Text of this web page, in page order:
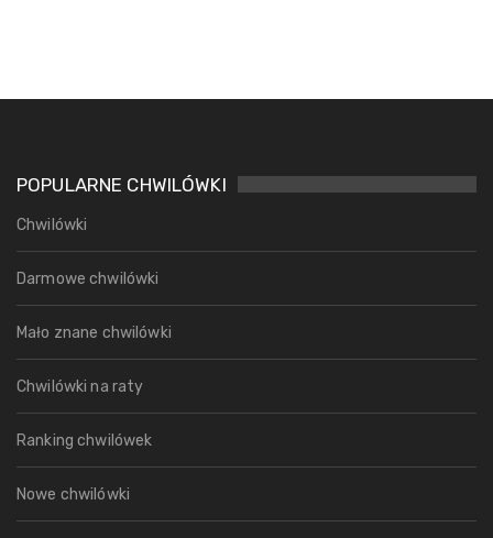
POPULARNE CHWILÓWKI
Chwilówki
Darmowe chwilówki
Mało znane chwilówki
Chwilówki na raty
Ranking chwilówek
Nowe chwilówki